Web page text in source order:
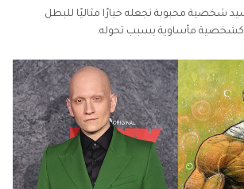
شخصية محبوبة تجعله خيارًا مثاليًا للبطل
كشخصية مأساوية بسبب تحوله.